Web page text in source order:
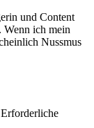
und Content
Wenn ich mein
Nussmus
Erforderliche